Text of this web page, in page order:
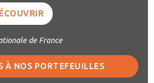
de France
À NOS PORTEFEUILLES